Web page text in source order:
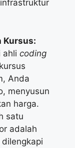
Kursus:
ahli coding
Anda
menyusun
harga.
satu
adalah